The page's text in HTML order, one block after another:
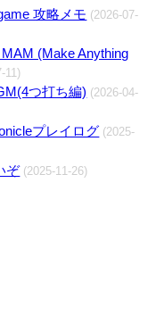
攻略メモ (2026-07-
(Make Anything
11)
つ打ち編) (2026-04-
プレイログ (2025-
ぞ (2025-11-26)